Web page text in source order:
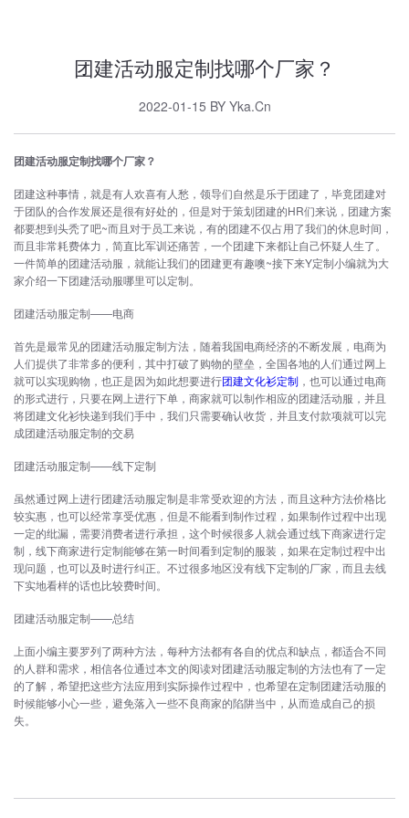
团建活动服定制找哪个厂家？
2022-01-15 BY Yka.Cn
团建活动服定制找哪个厂家？
团建这种事情，就是有人欢喜有人愁，领导们自然是乐于团建了，毕竟团建对
于团队的合作发展还是很有好处的，但是对于策划团建的HR们来说，团建方案
都要想到头秃了吧~而且对于员工来说，有的团建不仅占用了我们的休息时间，
而且非常耗费体力，简直比军训还痛苦，一个团建下来都让自己怀疑人生了。
一件简单的团建活动服，就能让我们的团建更有趣噢~接下来Y定制小编就为大
家介绍一下团建活动服哪里可以定制。
团建活动服定制——电商
首先是最常见的团建活动服定制方法，随着我国电商经济的不断发展，电商为
人们提供了非常多的便利，其中打破了购物的壁垒，全国各地的人们通过网上
就可以实现购物，也正是因为如此想要进行团建文化衫定制 ，也可以通过电商
的形式进行，只要在网上进行下单，商家就可以制作相应的团建活动服，并且
将团建文化衫快递到我们手中，我们只需要确认收货，并且支付款项就可以完
成团建活动服定制的交易
团建活动服定制——线下定制
虽然通过网上进行团建活动服定制是非常受欢迎的方法，而且这种方法价格比
较实惠，也可以经常享受优惠，但是不能看到制作过程，如果制作过程中出现
一定的纰漏，需要消费者进行承担，这个时候很多人就会通过线下商家进行定
制，线下商家进行定制能够在第一时间看到定制的服装，如果在定制过程中出
现问题，也可以及时进行纠正。不过很多地区没有线下定制的厂家，而且去线
下实地看样的话也比较费时间。
团建活动服定制——总结
上面小编主要罗列了两种方法，每种方法都有各自的优点和缺点，都适合不同
的人群和需求，相信各位通过本文的阅读对团建活动服定制的方法也有了一定
的了解，希望把这些方法应用到实际操作过程中，也希望在定制团建活动服的
时候能够小心一些，避免落入一些不良商家的陷阱当中，从而造成自己的损
失。